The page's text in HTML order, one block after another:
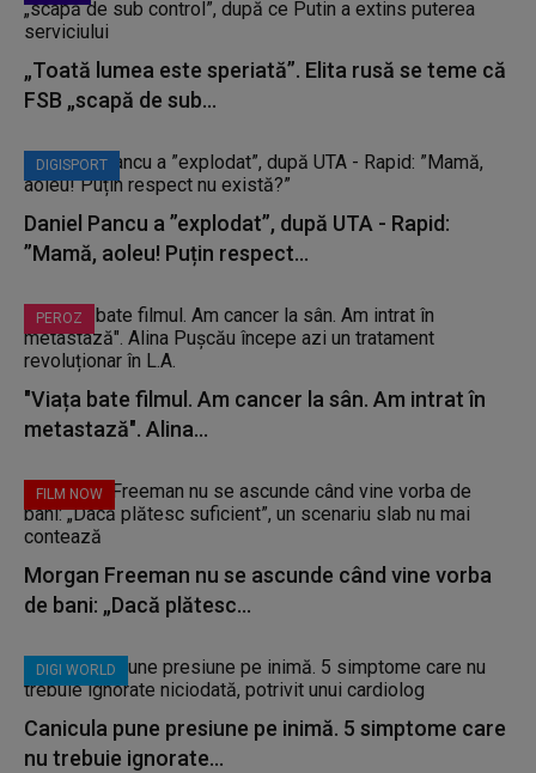
„Toată lumea este speriată”. Elita rusă se teme că
FSB „scapă de sub...
DIGISPORT
Daniel Pancu a ”explodat”, după UTA - Rapid:
”Mamă, aoleu! Puțin respect...
PEROZ
"Viața bate filmul. Am cancer la sân. Am intrat în
metastază". Alina...
FILM NOW
Morgan Freeman nu se ascunde când vine vorba
de bani: „Dacă plătesc...
DIGI WORLD
Canicula pune presiune pe inimă. 5 simptome care
nu trebuie ignorate...